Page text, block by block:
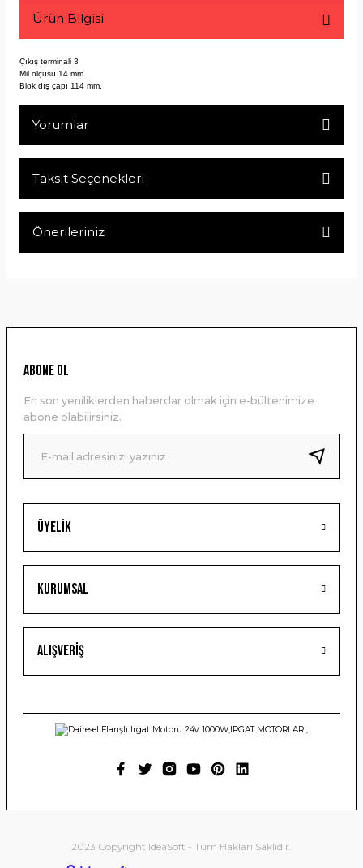
Ürün Bilgisi
Çıkış terminali 3
Mil ölçüsü 14 mm.
Blok dış çapı 114 mm.
Yorumlar
Taksit Seçenekleri
Önerileriniz
Ürün resmi kalitesiz, bozuk veya görüntülenemiyor.
Ürün bilgilerinde hatalar bulunuyor.
Ürün fiyatı diğer sitelerden daha pahalı.
Bu ürüne benzer farklı alternatifler olmalı.
Gönder
Üyelik
Kurumsal
Alışveriş
ABONE OL
En son yeniliklerden haberdar olmak için e-bültenimize
abone olabilirsiniz.
2023 Copyright IdeaSoft - Tüm Hakları Saklıdır.